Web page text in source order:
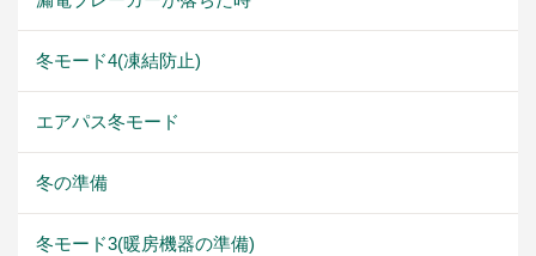
冬モード4(凍結防止)
エアパス冬モード
冬の準備
冬モード3(暖房機器の準備)